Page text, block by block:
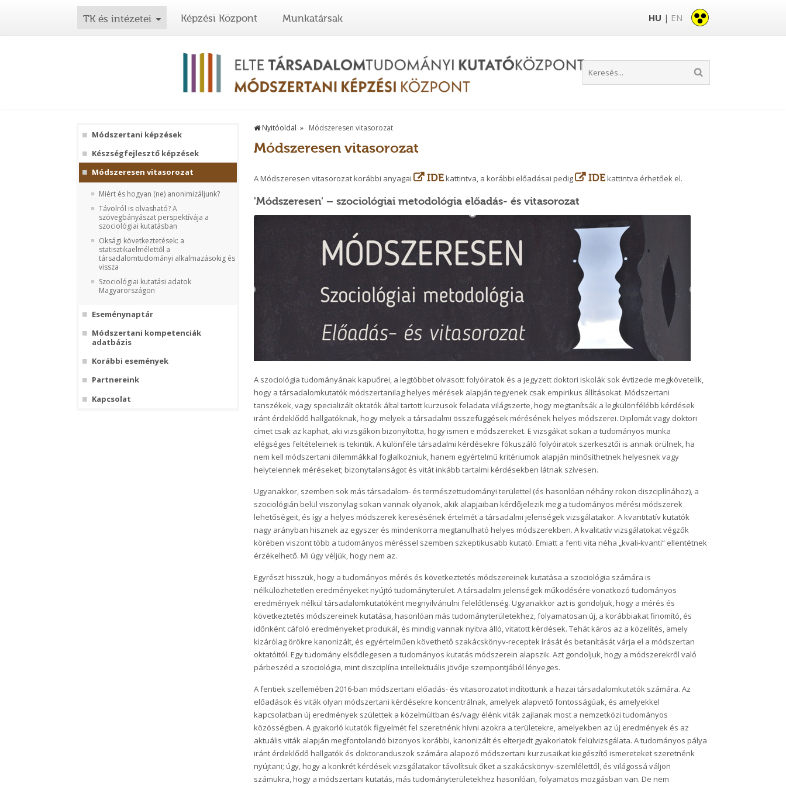
TK és intézetei Képzési Központ Munkatársak HU | EN
Módszertani képzések
Készségfejlesztő képzések
Módszeresen vitasorozat
Miért és hogyan (ne) anonimizáljunk?
Távolról is olvasható? A
szövegbányászat perspektívája a
szociológiai kutatásban
Oksági következtetések: a
statisztikaelmélettől a
társadalomtudományi alkalmazásokig és
vissza
Szociológiai kutatási adatok
Magyarországon
Eseménynaptár
Módszertani kompetenciák
adatbázis
Korábbi események
Partnereink
Kapcsolat
Nyitóoldal Módszeresen vitasorozat
Módszeresen vitasorozat
A Módszeresen vitasorozat korábbi anyagai IDEkattintva, a korábbi előadásai pedig IDEkattintva érhetőek el.
'Módszeresen' – szociológiai metodológia előadás- és vitasorozat
A szociológia tudományának kapuőrei, a legtöbbet olvasott folyóiratok és a jegyzett doktori iskolák sok évtizede megkövetelik,
hogy a társadalomkutatók módszertanilag helyes mérések alapján tegyenek csak empirikus állításokat. Módszertani
tanszékek, vagy specializált oktatók által tartott kurzusok feladata világszerte, hogy megtanítsák a legkülönfélébb kérdések
iránt érdeklődő hallgatóknak, hogy melyek a társadalmi összefüggések mérésének helyes módszerei. Diplomát vagy doktori
címet csak az kaphat, aki vizsgákon bizonyította, hogy ismeri e módszereket. E vizsgákat sokan a tudományos munka
elégséges feltételeinek is tekintik. A különféle társadalmi kérdésekre fókuszáló folyóiratok szerkesztői is annak örülnek, ha
nem kell módszertani dilemmákkal foglalkozniuk, hanem egyértelmű kritériumok alapján minősíthetnek helyesnek vagy
helytelennek méréseket; bizonytalanságot és vitát inkább tartalmi kérdésekben látnak szívesen.
Ugyanakkor, szemben sok más társadalom- és természettudományi területtel (és hasonlóan néhány rokon diszciplínához), a
szociológián belül viszonylag sokan vannak olyanok, akik alapjaiban kérdőjelezik meg a tudományos mérési módszerek
lehetőségeit, és így a helyes módszerek keresésének értelmét a társadalmi jelenségek vizsgálatakor. A kvantitatív kutatók
nagy arányban hisznek az egyszer és mindenkorra megtanulható helyes módszerekben. A kvalitatív vizsgálatokat végzők
körében viszont több a tudományos méréssel szemben szkeptikusabb kutató. Emiatt a fenti vita néha „kvali-kvanti” ellentétnek
érzékelhető. Mi úgy véljük, hogy nem az.
Egyrészt hisszük, hogy a tudományos mérés és következtetés módszereinek kutatása a szociológia számára is
nélkülözhetetlen eredményeket nyújtó tudományterület. A társadalmi jelenségek működésére vonatkozó tudományos
eredmények nélkül társadalomkutatóként megnyilvánulni felelőtlenség. Ugyanakkor azt is gondoljuk, hogy a mérés és
következtetés módszereinek kutatása, hasonlóan más tudományterületekhez, folyamatosan új, a korábbiakat finomító, és
időnként cáfoló eredményeket produkál, és mindig vannak nyitva álló, vitatott kérdések. Tehát káros az a közelítés, amely
kizárólag örökre kanonizált, és egyértelműen követhető szakácskönyv-receptek írását és betanítását várja el a módszertan
oktatóitól. Egy tudomány elsődlegesen a tudományos kutatás módszerein alapszik. Azt gondoljuk, hogy a módszerekről való
párbeszéd a szociológia, mint diszciplína intellektuális jövője szempontjából lényeges.
A fentiek szellemében 2016-ban módszertani előadás- és vitasorozatot indítottunk a hazai társadalomkutatók számára. Az
előadások és viták olyan módszertani kérdésekre koncentrálnak, amelyek alapvető fontosságúak, és amelyekkel
kapcsolatban új eredmények születtek a közelmúltban és/vagy élénk viták zajlanak most a nemzetközi tudományos
közösségben. A gyakorló kutatók figyelmét fel szeretnénk hívni azokra a területekre, amelyekben az új eredmények és az
aktuális viták alapján megfontolandó bizonyos korábbi, kanonizált és elterjedt gyakorlatok felülvizsgálata. A tudományos pálya
iránt érdeklődő hallgatók és doktoranduszok számára alapozó módszertani kurzusaikat kiegészítő ismereteket szeretnénk
nyújtani; úgy, hogy a konkrét kérdések vizsgálatakor távolítsuk őket a szakácskönyv-szemlélettől, és világossá váljon
számukra, hogy a módszertani kutatás, más tudományterületekhez hasonlóan, folyamatos mozgásban van. De nem